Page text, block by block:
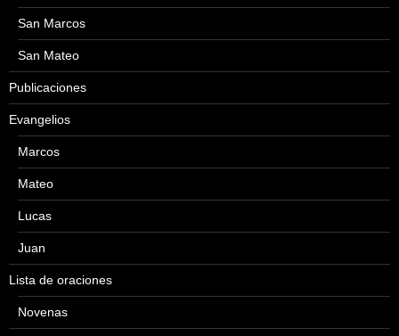
San Marcos
San Mateo
Publicaciones
Evangelios
Marcos
Mateo
Lucas
Juan
Lista de oraciones
Novenas